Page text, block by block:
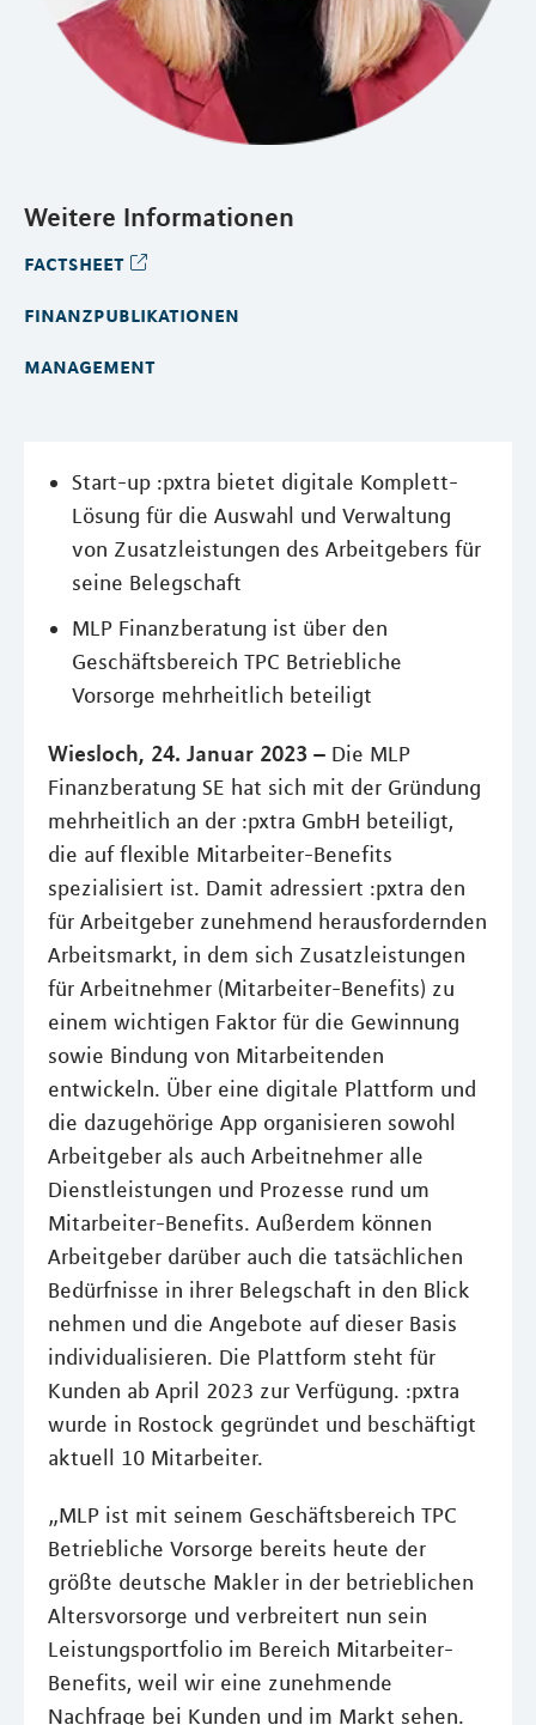
Weitere Informationen
factsheet
finanzpublikationen
management
Start-up :pxtra bietet digitale Komplett-
Lösung für die Auswahl und Verwaltung
von Zusatzleistungen des Arbeitgebers für
seine Belegschaft
MLP Finanzberatung ist über den
Geschäftsbereich TPC Betriebliche
Vorsorge mehrheitlich beteiligt
Wiesloch, 24. Januar 2023 – Die MLP
Finanzberatung SE hat sich mit der Gründung
mehrheitlich an der :pxtra GmbH beteiligt,
die auf flexible Mitarbeiter-Benefits
spezialisiert ist. Damit adressiert :pxtra den
für Arbeitgeber zunehmend herausfordernden
Arbeitsmarkt, in dem sich Zusatzleistungen
für Arbeitnehmer (Mitarbeiter-Benefits) zu
einem wichtigen Faktor für die Gewinnung
sowie Bindung von Mitarbeitenden
entwickeln. Über eine digitale Plattform und
die dazugehörige App organisieren sowohl
Arbeitgeber als auch Arbeitnehmer alle
Dienstleistungen und Prozesse rund um
Mitarbeiter-Benefits. Außerdem können
Arbeitgeber darüber auch die tatsächlichen
Bedürfnisse in ihrer Belegschaft in den Blick
nehmen und die Angebote auf dieser Basis
individualisieren. Die Plattform steht für
Kunden ab April 2023 zur Verfügung. :pxtra
wurde in Rostock gegründet und beschäftigt
aktuell 10 Mitarbeiter.
„MLP ist mit seinem Geschäftsbereich TPC
Betriebliche Vorsorge bereits heute der
größte deutsche Makler in der betrieblichen
Altersvorsorge und verbreitert nun sein
Leistungsportfolio im Bereich Mitarbeiter-
Benefits, weil wir eine zunehmende
Nachfrage bei Kunden und im Markt sehen.